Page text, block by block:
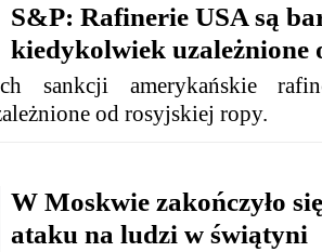
S&P: Rafinerie USA są
kiedykolwiek
sankcji amerykańskie
od rosyjskiej ropy.
W Moskwie zakończyło
ataku na ludzi w świątyni